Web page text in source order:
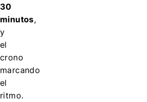
30
minutos,
y
el
crono
marcando
el
ritmo.